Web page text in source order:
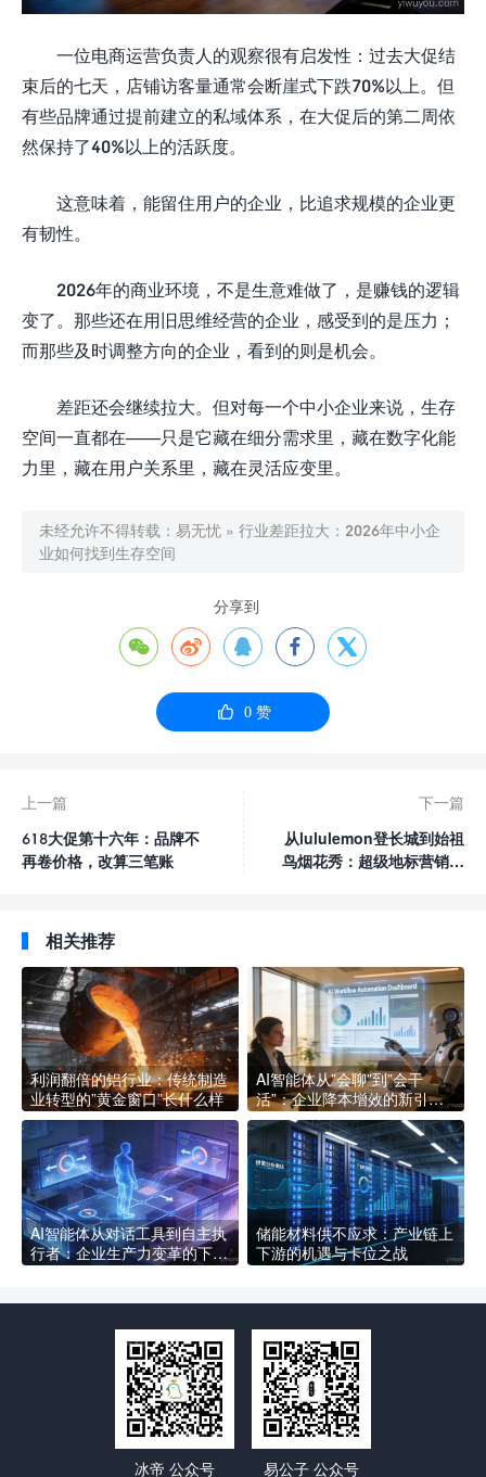
一位电商运营负责人的观察很有启发性：过去大促结
束后的七天，店铺访客量通常会断崖式下跌70%以上。但
有些品牌通过提前建立的私域体系，在大促后的第二周依
然保持了40%以上的活跃度。
这意味着，能留住用户的企业，比追求规模的企业更
有韧性。
2026年的商业环境，不是生意难做了，是赚钱的逻辑
变了。那些还在用旧思维经营的企业，感受到的是压力；
而那些及时调整方向的企业，看到的则是机会。
差距还会继续拉大。但对每一个中小企业来说，生存
空间一直都在——只是它藏在细分需求里，藏在数字化能
力里，藏在用户关系里，藏在灵活应变里。
未经允许不得转载： 易无忧 » 行业差距拉大：2026年中小企
业如何找到生存空间
分享到
    
 0赞
上一篇
618大促第十六年：品牌不
再卷价格，改算三笔账
下一篇
从lululemon登长城到始祖
鸟烟花秀：超级地标营销凭
相关推荐
利润翻倍的铝行业：传统制造
业转型的”黄金窗口”长什么样
AI智能体从”会聊”到”会干
活”：企业降本增效的新引擎
长什么样
AI智能体从对话工具到自主执
行者：企业生产力变革的下一
储能材料供不应求：产业链上
下游的机遇与卡位之战
冰帝 公众号 易公子 公众号